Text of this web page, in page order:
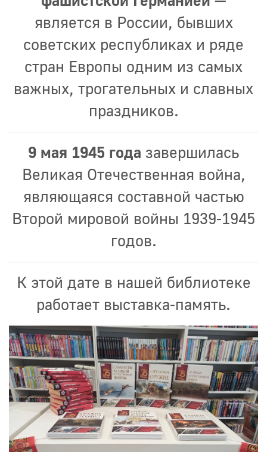
является в России, бывших
советских республиках и ряде
стран Европы одним из самых
важных, трогательных и славных
праздников.
9 мая 1945 года завершилась
Великая Отечественная война,
являющаяся составной частью
Второй мировой войны 1939-1945
годов.
К этой дате в нашей библиотеке
работает выставка-память.